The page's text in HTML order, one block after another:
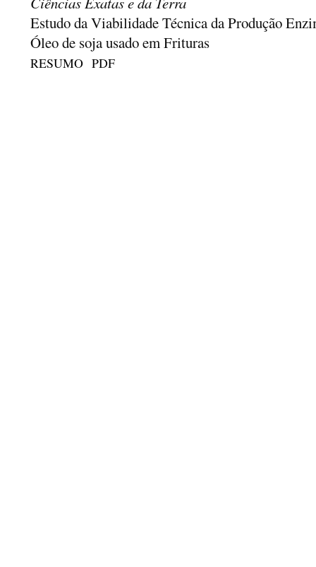
Estudo da Viabilidade Técnica da Produção
Óleo de soja usado em Frituras
RESUMO PDF